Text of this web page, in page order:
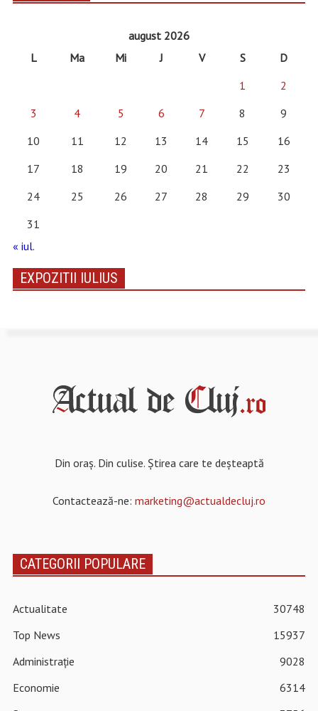
august 2026
L
Ma Mi J V S
D
1
2
3
4 5 6 7 8
9
10
11 12 13 14 15
16
17
18 19 20 21 22
23
24
25 26 27 28 29
30
31
« iul.
EXPOZITII IULIUS
Din oraș. Din culise. Știrea care te deșteaptă
Contactează-ne: marketing@actualdecluj.ro
CATEGORII POPULARE
Actualitate
30748
Top News
15937
Administrație
9028
Economie
6314